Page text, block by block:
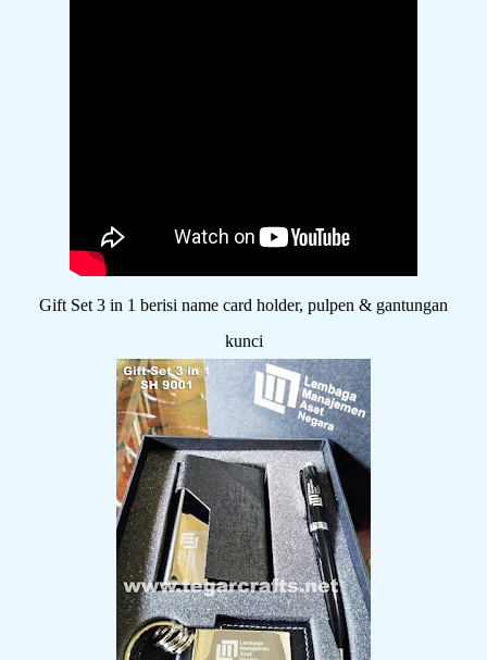
Gift Set 3 in 1 berisi name card holder, pulpen & gantungan
kunci